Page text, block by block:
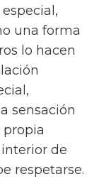
una forma
lo hacen
sensación
propia
de
respetarse.